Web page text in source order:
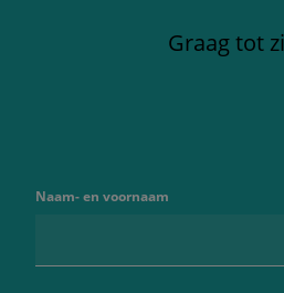
Graag tot
Naam- en voornaam